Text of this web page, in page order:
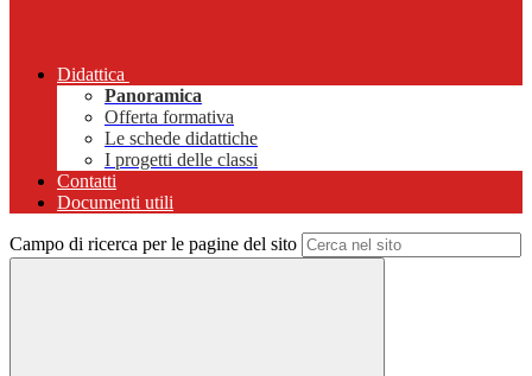
Didattica
Panoramica
Offerta formativa
Le schede didattiche
I progetti delle classi
Contatti
Documenti utili
Campo di ricerca per le pagine del sito